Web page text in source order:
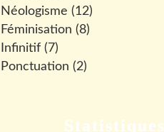
Néologisme (12)
Féminisation (8)
Infinitif (7)
Ponctuation (2)
Statistiques